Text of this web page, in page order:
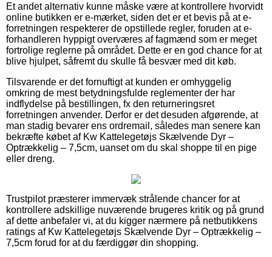
Et andet alternativ kunne måske være at kontrollere hvorvidt
online butikken er e-mærket, siden det er et bevis på at e-
forretningen respekterer de opstillede regler, foruden at e-
forhandleren hyppigt overværes af fagmænd som er meget
fortrolige reglerne på området. Dette er en god chance for at
blive hjulpet, såfremt du skulle få besvær med dit køb.
Tilsvarende er det fornuftigt at kunden er omhyggelig
omkring de mest betydningsfulde reglementer der har
indflydelse på bestillingen, fx den returneringsret
forretningen anvender. Derfor er det desuden afgørende, at
man stadig bevarer ens ordremail, således man senere kan
bekræfte købet af Kw Kattelegetøjs Skælvende Dyr –
Optrækkelig – 7,5cm, uanset om du skal shoppe til en pige
eller dreng.
Trustpilot præsterer immervæk strålende chancer for at
kontrollere adskillige nuværende brugeres kritik og på grund
af dette anbefaler vi, at du kigger nærmere på netbutikkens
ratings af Kw Kattelegetøjs Skælvende Dyr – Optrækkelig –
7,5cm forud for at du færdiggør din shopping.